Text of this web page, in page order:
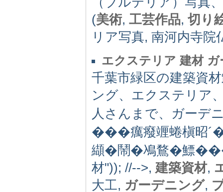
(美術, 工芸作品, 切り
リア写真, 南河内寺院
エクステリア 建材
千葉市緑区の建築資
ング、エクステリア
人さんまで、ガーデ
���癘癈竰蜷槇昭
纈�鬧�鳰鶩�鰾
材")); //-->, 建築資材,
大工, ガーデニング,